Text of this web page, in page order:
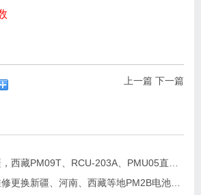
上一篇 下一篇
2026年陕西，新疆，西藏PM09T、RCU-203A、PMU05直流屏监控维修及更换请联系华科电源
2026年华科电源维修更换新疆、河南、西藏等地PM2B电池巡检单元，PM2J绝缘检测单元、PSM-T07E 监控